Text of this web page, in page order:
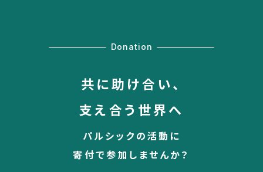
Donation
共に助け合い、
支え合う世界へ
パルシックの活動に
寄付で参加しませんか？